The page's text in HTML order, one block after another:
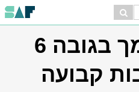
תיקון קיר תומך בגובה 6
קבועה